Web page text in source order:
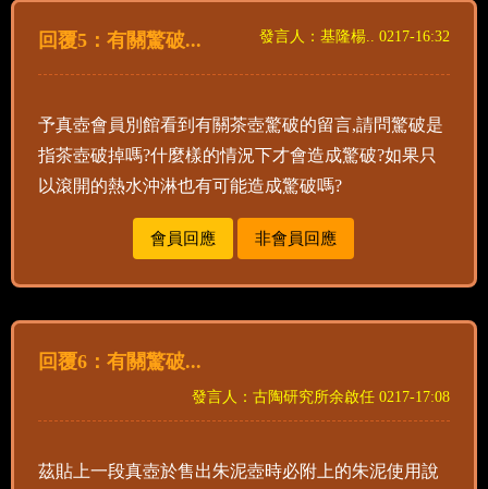
回覆5：有關驚破... 發言人：基隆楊.. 0217-16:32
予真壺會員別館看到有關茶壺驚破的留言,請問驚破是
指茶壺破掉嗎?什麼樣的情況下才會造成驚破?如果只
以滾開的熱水沖淋也有可能造成驚破嗎?
會員回應 非會員回應
回覆6：有關驚破...
發言人：古陶研究所余啟任 0217-17:08
茲貼上一段真壺於售出朱泥壺時必附上的朱泥使用說